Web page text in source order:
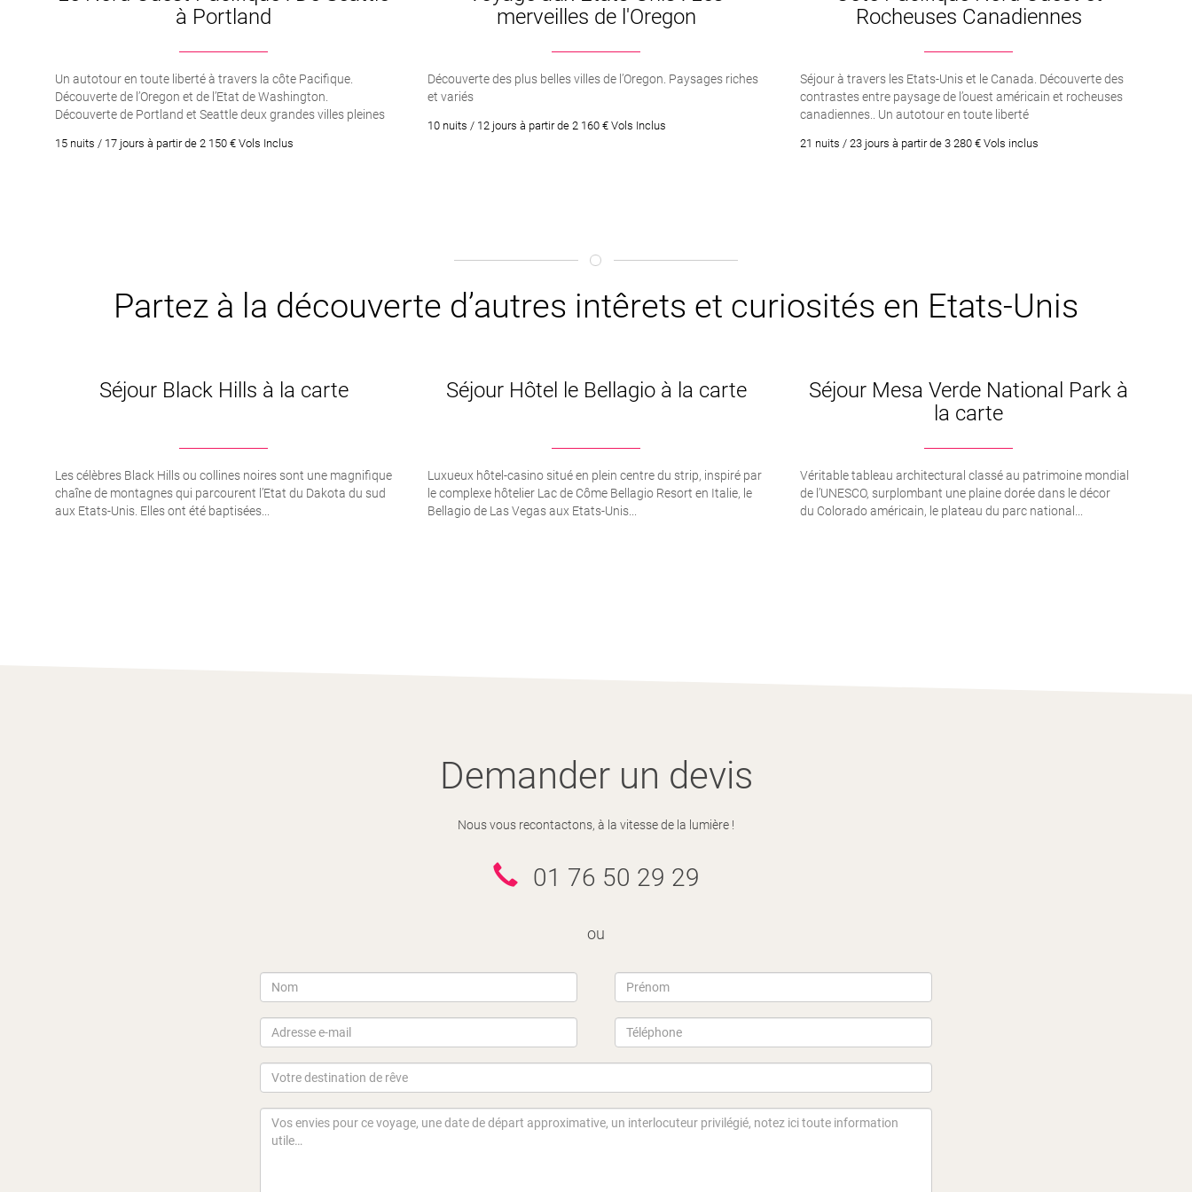
à Portland
Un autotour en toute liberté à travers la côte Pacifique.
Découverte de l’Oregon et de l’Etat de Washington.
Découverte de Portland et Seattle deux grandes villes pleines
15 nuits / 17 jours à partir de 2 150 € Vols Inclus
merveilles de l'Oregon
Découverte des plus belles villes de l’Oregon. Paysages riches
et variés
10 nuits / 12 jours à partir de 2 160 € Vols Inclus
Rocheuses Canadiennes
Séjour à travers les Etats-Unis et le Canada. Découverte des
contrastes entre paysage de l’ouest américain et rocheuses
canadiennes.. Un autotour en toute liberté
21 nuits / 23 jours à partir de 3 280 € Vols inclus
Partez à la découverte d’autres intêrets et curiosités en Etats-Unis
Séjour Black Hills à la carte
Les célèbres Black Hills ou collines noires sont une magnifique
chaîne de montagnes qui parcourent l’Etat du Dakota du sud
aux Etats-Unis. Elles ont été baptisées...
Séjour Hôtel le Bellagio à la carte
Luxueux hôtel-casino situé en plein centre du strip, inspiré par
le complexe hôtelier Lac de Côme Bellagio Resort en Italie, le
Bellagio de Las Vegas aux Etats-Unis...
Séjour Mesa Verde National Park à
la carte
Véritable tableau architectural classé au patrimoine mondial
de l’UNESCO, surplombant une plaine dorée dans le décor
du Colorado américain, le plateau du parc national...
Demander un devis
Nous vous recontactons, à la vitesse de la lumière !
01 76 50 29 29
ou